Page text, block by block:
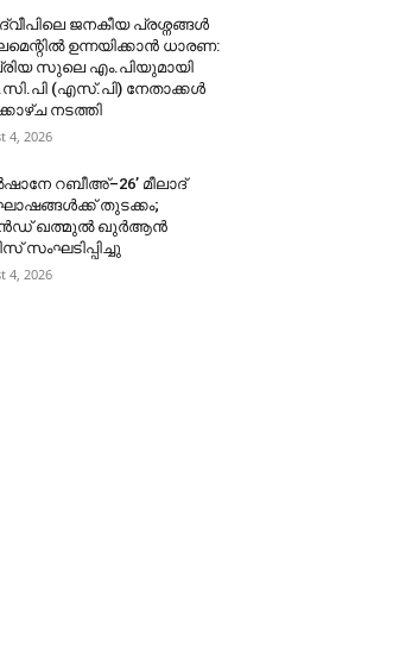
ജനകീയ പ്രശ്നങ്ങൾ
ഉന്നയിക്കാൻ ധാരണ:
സുലെ എം.പിയുമായി
(എസ്.പി) നേതാക്കൾ
നടത്തി
4, 2026
റബീഅ്–26’ മീലാദ്
തുടക്കം;
ഖത്മുൽ ഖുർആൻ
സംഘടിപ്പിച്ചു
4, 2026